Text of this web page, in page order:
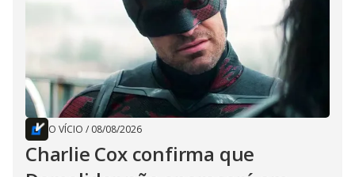
O VÍCIO / 08/08/2026
Charlie Cox confirma que